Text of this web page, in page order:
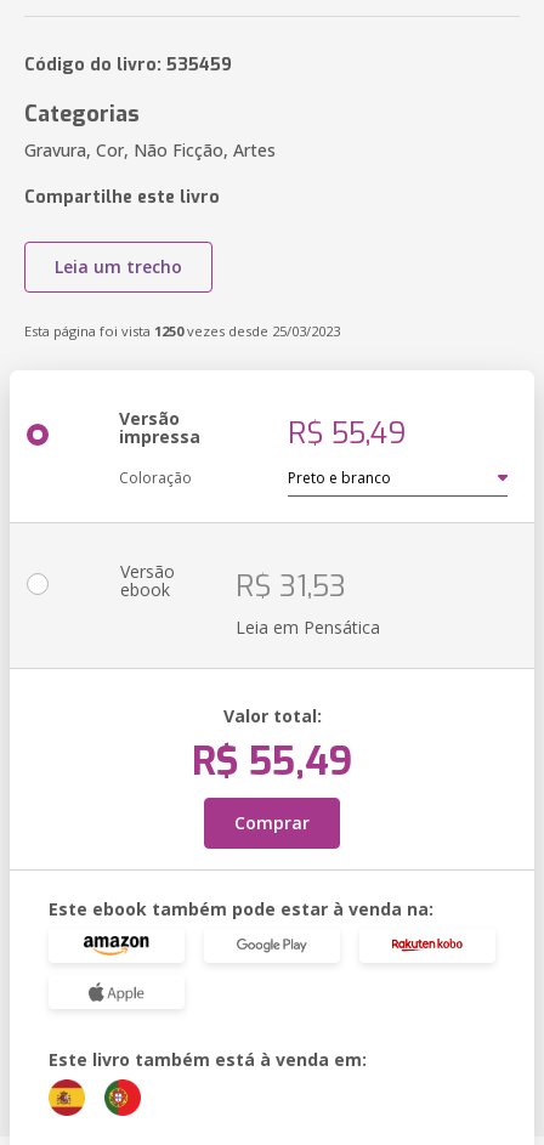
Código do livro: 535459
Categorias
Gravura, Cor, Não Ficção, Artes
Compartilhe este livro
Leia um trecho
Esta página foi vista 1250vezes desde 25/03/2023
Versão
impressa R$ 55,49
Coloração
Versão
ebook R$ 31,53
Leia em Pensática
Valor total:
R$ 55,49
Comprar
Este ebook também pode estar à venda na:
Este livro também está à venda em: